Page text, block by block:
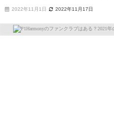
2022年11月1日 2022年11月17日